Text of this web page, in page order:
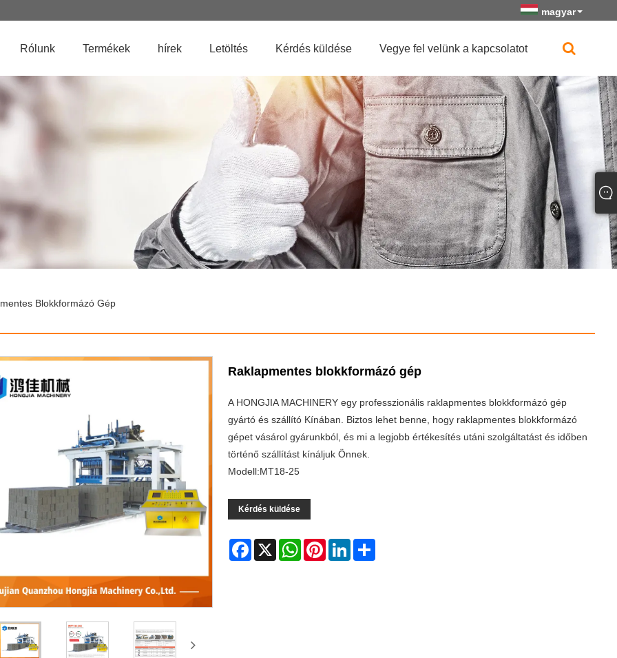
magyar
Rólunk Termékek hírek Letöltés Kérdés küldése Vegye fel velünk a kapcsolatot
Blokkformázó Gép
Raklapmentes blokkformázó gép
A HONGJIA MACHINERY egy professzionális raklapmentes blokkformázó gép
gyártó és szállító Kínában. Biztos lehet benne, hogy raklapmentes blokkformázó
gépet vásárol gyárunkból, és mi a legjobb értékesítés utáni szolgáltatást és időben
történő szállítást kínáljuk Önnek.
Modell:MT18-25
Kérdés küldése
Facebook
X WhatsAppPinterestLinkedIn